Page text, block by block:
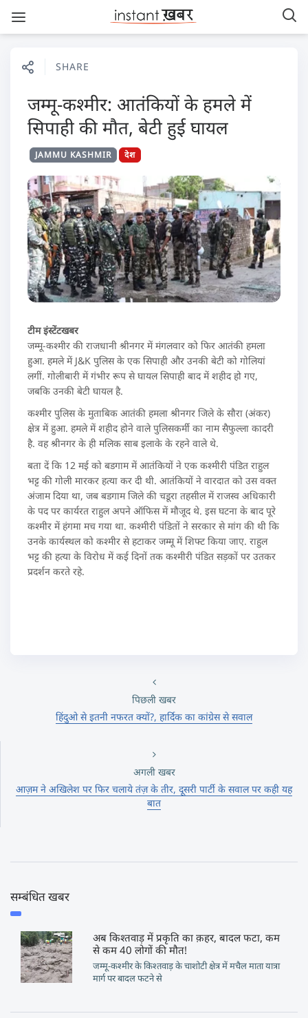
SHARE
जम्मू-कश्मीर: आतंकियों के हमले में
सिपाही की मौत, बेटी हुई घायल
JAMMU KASHMIR देश
टीम इंस्टेंटखबर
जम्मू-कश्मीर की राजधानी श्रीनगर में मंगलवार को फिर आतंकी हमला
हुआ. हमले में J&K पुलिस के एक सिपाही और उनकी बेटी को गोलियां
लगीं. गोलीबारी में गंभीर रूप से घायल सिपाही बाद में शहीद हो गए,
जबकि उनकी बेटी घायल है.
कश्मीर पुलिस के मुताबिक आतंकी हमला श्रीनगर जिले के सौरा (अंकर)
क्षेत्र में हुआ. हमले में शहीद होने वाले पुलिसकर्मी का नाम सैफुल्ला कादरी
है. वह श्रीनगर के ही मलिक साब इलाके के रहने वाले थे.
बता दें कि 12 मई को बडगाम में आतंकियों ने एक कश्मीरी पंडित राहुल
भट्ट की गोली मारकर हत्या कर दी थी. आतंकियों ने वारदात को उस वक्त
अंजाम दिया था, जब बडगाम जिले की चडूरा तहसील में राजस्व अधिकारी
के पद पर कार्यरत राहुल अपने ऑफिस में मौजूद थे. इस घटना के बाद पूरे
कश्मीर में हंगमा मच गया था. कश्मीरी पंडितों ने सरकार से मांग की थी कि
उनके कार्यस्थल को कश्मीर से हटाकर जम्मू में शिफ्ट किया जाए. राहुल
भट्ट की हत्या के विरोध में कई दिनों तक कश्मीरी पंडित सड़कों पर उतकर
प्रदर्शन करते रहे.
पिछली खबर
हिंदुओ से इतनी नफरत क्यों?, हार्दिक का कांग्रेस से सवाल
अगली खबर
आज़म ने अखिलेश पर फिर चलाये तंज़ के तीर, दूसरी पार्टी के सवाल पर कही यह
बात
सम्बंधित खबर
अब किश्तवाड़ में प्रकृति का क़हर, बादल फटा, कम
से कम 40 लोगों की मौत!
जम्मू-कश्मीर के किश्तवाड़ के चाशोटी क्षेत्र में मचैल माता यात्रा
मार्ग पर बादल फटने से